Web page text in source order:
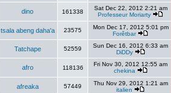
dino 161338
Sat Dec 22, 2012 2:21 am
Professeur Moriarty
tsala abeng daha'a 23575
Mon Dec 17, 2012 5:01 pm
Forêtbar
Tatchape 52559
Sun Dec 16, 2012 6:33 am
DiDDy
afro 118136
Fri Nov 30, 2012 12:55 am
chekina
afreaka 57449
Thu Nov 29, 2012 1:21 am
italien